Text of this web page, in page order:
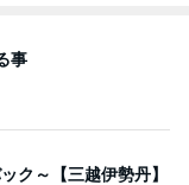
事
ク～【三越伊勢丹】